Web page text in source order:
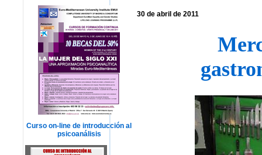
Curso on-line de introducción al
psicoanálisis
30 de abril de 2011